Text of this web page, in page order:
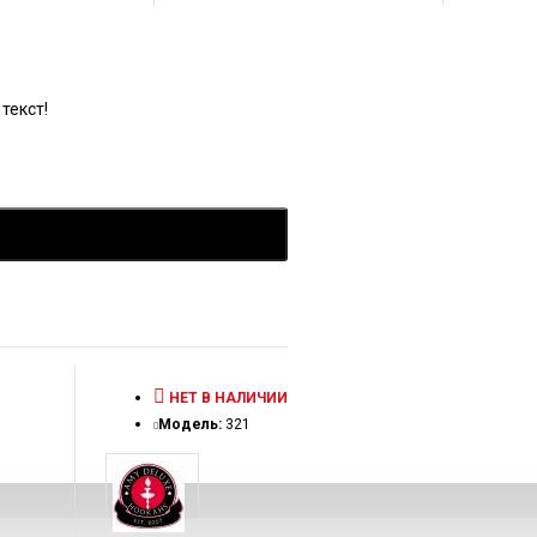
НЕТ В НАЛИЧИИ
Модель: 321